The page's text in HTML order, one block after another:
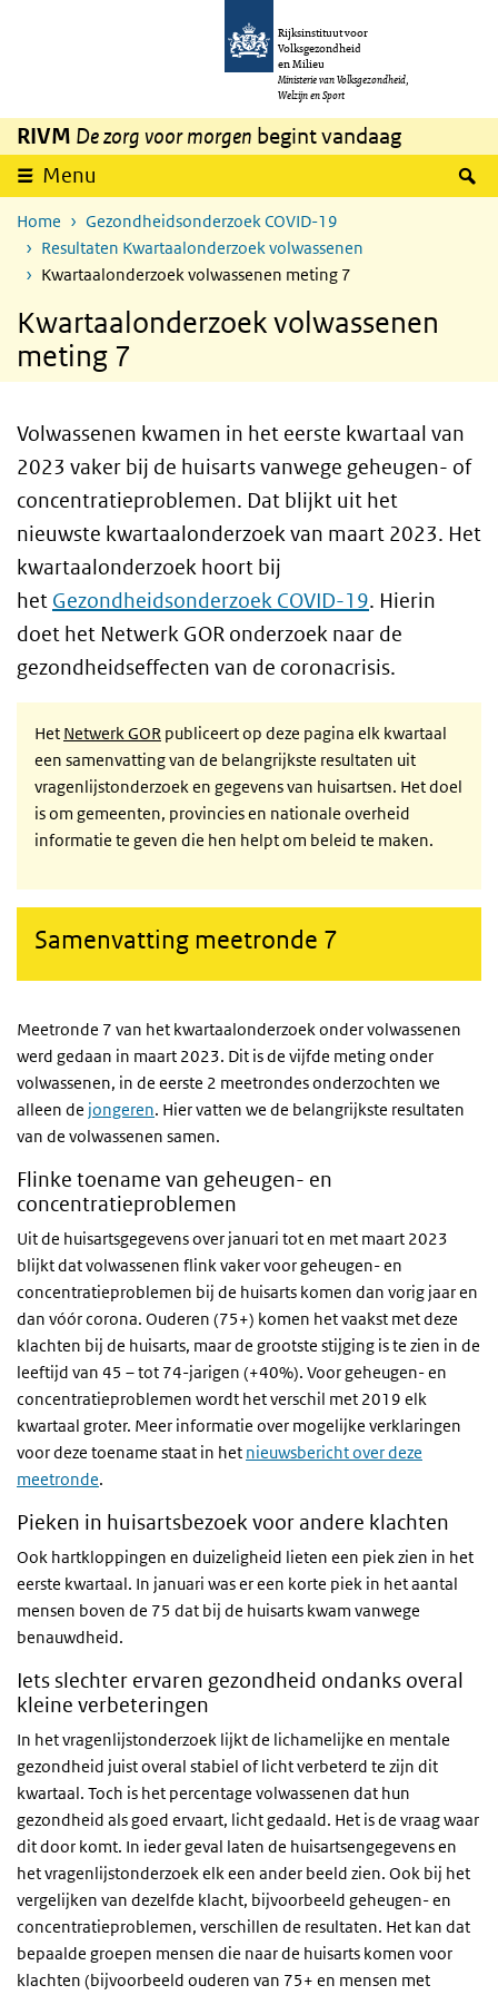
Overslaan en naar de inhoud gaan
Rijksinstituut voor
Volksgezondheid
en Milieu
Ministerie van Volksgezondheid,
Welzijn en Sport
RIVM De zorg voor morgen begint vandaag
Menu
Home
Gezondheidsonderzoek COVID-19
Resultaten Kwartaalonderzoek volwassenen
Kwartaalonderzoek volwassenen meting 7
Kwartaalonderzoek volwassenen
meting 7
Volwassenen kwamen in het eerste kwartaal van
2023 vaker bij de huisarts vanwege geheugen- of
concentratieproblemen. Dat blijkt uit het
nieuwste kwartaalonderzoek van maart 2023. Het
kwartaalonderzoek hoort bij
het Gezondheidsonderzoek COVID-19. Hierin
doet het Netwerk GOR onderzoek naar de
gezondheidseffecten van de coronacrisis.
Het Netwerk GOR publiceert op deze pagina elk kwartaal
een samenvatting van de belangrijkste resultaten uit
vragenlijstonderzoek en gegevens van huisartsen. Het doel
is om gemeenten, provincies en nationale overheid
informatie te geven die hen helpt om beleid te maken.
Samenvatting meetronde 7
Meetronde 7 van het kwartaalonderzoek onder volwassenen
werd gedaan in maart 2023. Dit is de vijfde meting onder
volwassenen, in de eerste 2 meetrondes onderzochten we
alleen de jongeren. Hier vatten we de belangrijkste resultaten
van de volwassenen samen.
Flinke toename van geheugen- en
concentratieproblemen
Uit de huisartsgegevens over januari tot en met maart 2023
blijkt dat volwassenen flink vaker voor geheugen- en
concentratieproblemen bij de huisarts komen dan vorig jaar en
dan vóór corona. Ouderen (75+) komen het vaakst met deze
klachten bij de huisarts, maar de grootste stijging is te zien in de
leeftijd van 45 – tot 74-jarigen (+40%). Voor geheugen- en
concentratieproblemen wordt het verschil met 2019 elk
kwartaal groter. Meer informatie over mogelijke verklaringen
voor deze toename staat in het nieuwsbericht over deze
meetronde.
Pieken in huisartsbezoek voor andere klachten
Ook hartkloppingen en duizeligheid lieten een piek zien in het
eerste kwartaal. In januari was er een korte piek in het aantal
mensen boven de 75 dat bij de huisarts kwam vanwege
benauwdheid.
Iets slechter ervaren gezondheid ondanks overal
kleine verbeteringen
In het vragenlijstonderzoek lijkt de lichamelijke en mentale
gezondheid juist overal stabiel of licht verbeterd te zijn dit
kwartaal. Toch is het percentage volwassenen dat hun
gezondheid als goed ervaart, licht gedaald. Het is de vraag waar
dit door komt. In ieder geval laten de huisartsengegevens en
het vragenlijstonderzoek elk een ander beeld zien. Ook bij het
vergelijken van dezelfde klacht, bijvoorbeeld geheugen- en
concentratieproblemen, verschillen de resultaten. Het kan dat
bepaalde groepen mensen die naar de huisarts komen voor
klachten (bijvoorbeeld ouderen van 75+ en mensen met